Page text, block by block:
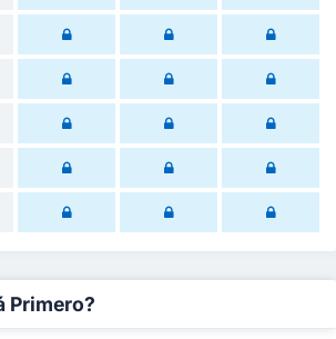
Primero?